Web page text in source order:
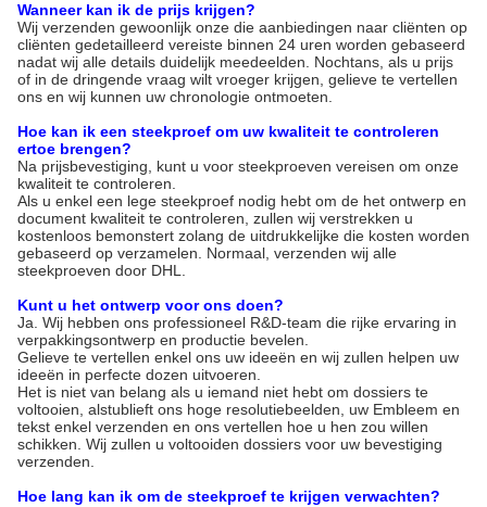
Wanneer kan ik de prijs krijgen?
Wij verzenden gewoonlijk onze die aanbiedingen naar cliënten op
cliënten gedetailleerd vereiste binnen 24 uren worden gebaseerd
nadat wij alle details duidelijk meedeelden. Nochtans, als u prijs
of in de dringende vraag wilt vroeger krijgen, gelieve te vertellen
ons en wij kunnen uw chronologie ontmoeten.
Hoe kan ik een steekproef om uw kwaliteit te controleren
ertoe brengen?
Na prijsbevestiging, kunt u voor steekproeven vereisen om onze
kwaliteit te controleren.
Als u enkel een lege steekproef nodig hebt om de het ontwerp en
document kwaliteit te controleren, zullen wij verstrekken u
kostenloos bemonstert zolang de uitdrukkelijke die kosten worden
gebaseerd op verzamelen. Normaal, verzenden wij alle
steekproeven door DHL.
Kunt u het ontwerp voor ons doen?
Ja. Wij hebben ons professioneel R&D-team die rijke ervaring in
verpakkingsontwerp en productie bevelen.
Gelieve te vertellen enkel ons uw ideeën en wij zullen helpen uw
ideeën in perfecte dozen uitvoeren.
Het is niet van belang als u iemand niet hebt om dossiers te
voltooien, alstublieft ons hoge resolutiebeelden, uw Embleem en
tekst enkel verzenden en ons vertellen hoe u hen zou willen
schikken. Wij zullen u voltooiden dossiers voor uw bevestiging
verzenden.
Hoe lang kan ik om de steekproef te krijgen verwachten?